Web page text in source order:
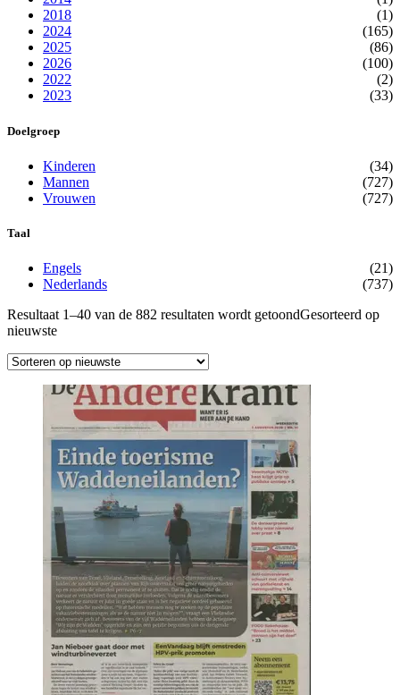
2018
(1)
2024
(165)
2025
(86)
2026
(100)
2022
(2)
2023
(33)
Doelgroep
Kinderen
(34)
Mannen
(727)
Vrouwen
(727)
Taal
Engels
(21)
Nederlands
(737)
Resultaat 1–40 van de 882 resultaten wordt getoondGesorteerd op
nieuwste